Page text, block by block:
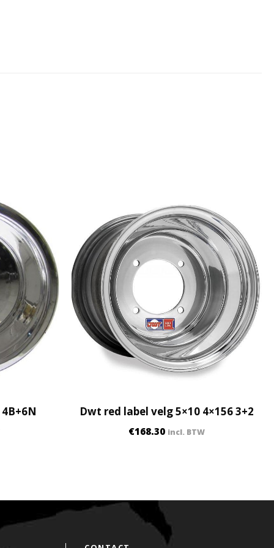
Dwt red label velg 5×10 4×156 3+2
€168.30 incl. BTW